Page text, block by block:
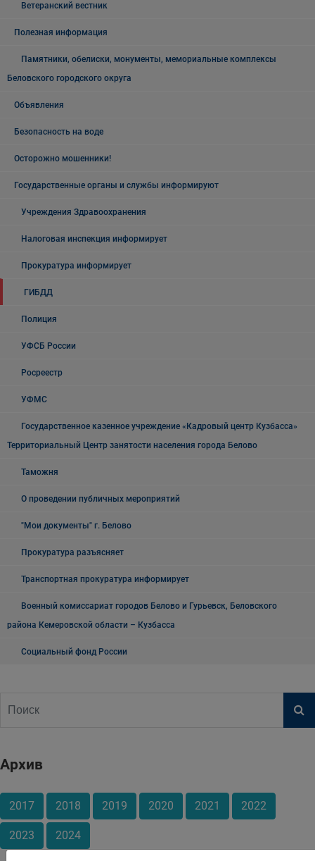
Ветеранский вестник
Полезная информация
Памятники, обелиски, монументы, мемориальные комплексы
Беловского городского округа
Объявления
Безопасность на воде
Осторожно мошенники!
Государственные органы и службы информируют
Учреждения Здравоохранения
Налоговая инспекция информирует
Прокуратура информирует
ГИБДД
Полиция
УФСБ России
Росреестр
УФМС
Государственное казенное учреждение «Кадровый центр Кузбасса»
Территориальный Центр занятости населения города Белово
Таможня
О проведении публичных мероприятий
"Мои документы" г. Белово
Прокуратура разъясняет
Транспортная прокуратура информирует
Военный комиссариат городов Белово и Гурьевск, Беловского
района Кемеровской области – Кузбасса
Социальный фонд России
Архив
2017 2018 2019 2020 2021 2022
2023 2024